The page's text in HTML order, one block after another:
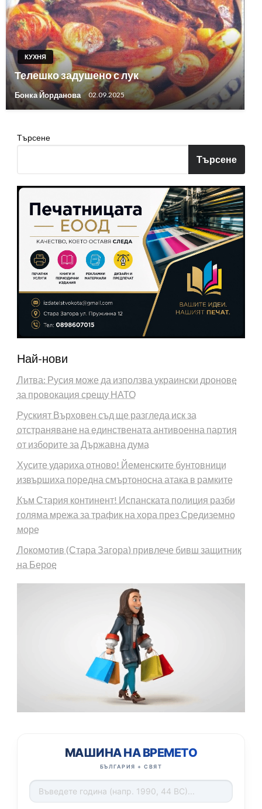
КУХНЯ
Телешко задушено с лук
Бонка Йорданова 02.09.2025
Търсене
Търсене
Най-нови
Литва: Русия може да използва украински дронове
за провокация срещу НАТО
Руският Върховен съд ще разгледа иск за
отстраняване на единствената антивоенна партия
от изборите за Държавна дума
Хусите удариха отново! Йеменските бунтовници
извършиха поредна смъртоносна атака в рамките
Към Стария континент! Испанската полиция разби
голяма мрежа за трафик на хора през Средиземно
море
Локомотив (Стара Загора) привлече бивш защитник
на Берое
МАШИНА НА ВРЕМЕТО
БЪЛГАРИЯ + СВЯТ